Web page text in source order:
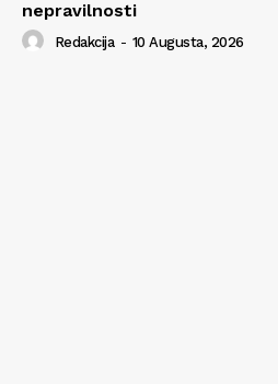
nepravilnosti
Redakcija - 10 Augusta, 2026